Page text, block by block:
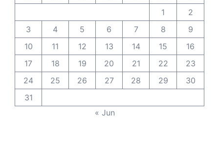
1
2
3
4 5 6 7 8
9
10
11 12 13 14 15
16
17
18 19 20 21 22
23
24
25 26 27 28 29
30
31
« Jun